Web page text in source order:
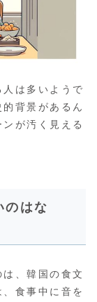
は多いようで
背景があるん
が汚く見える
のはな
、韓国の食文
食事中に音を